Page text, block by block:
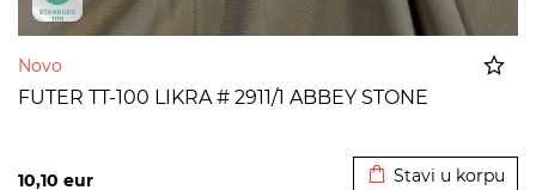
Novo
FUTER TT-100 LIKRA # 2911/1 ABBEY STONE
10,10 eur Stavi u korpu